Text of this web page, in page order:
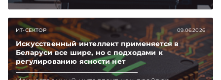
Telegram‑канал и Viber. Главное об экономике
TelegramViber
ИТ-СЕКТОР 09.06.2026
Искусственный интеллект применяется в
Беларуси все шире, но с подходами к
регулированию ясности нет